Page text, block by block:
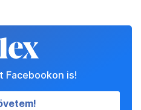
Facebookon is!